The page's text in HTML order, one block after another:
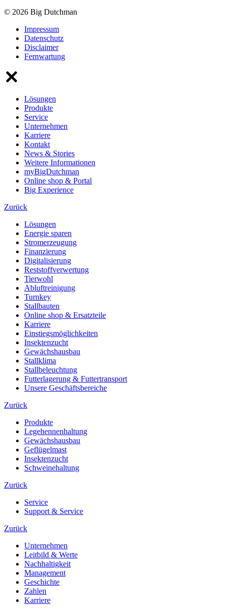
© 2026 Big Dutchman
Impressum
Datenschutz
Disclaimer
Fernwartung
Lösungen
Produkte
Service
Unternehmen
Karriere
Kontakt
News & Stories
Weitere Informationen
myBigDutchman
Online shop & Portal
Big Experience
Zurück
Lösungen
Energie sparen
Stromerzeugung
Finanzierung
Digitalisierung
Reststoffverwertung
Tierwohl
Abluftreinigung
Turnkey
Stallbauten
Online shop & Ersatzteile
Karriere
Einstiegsmöglichkeiten
Insektenzucht
Gewächshausbau
Stallklima
Stallbeleuchtung
Futterlagerung & Futtertransport
Unsere Geschäftsbereiche
Zurück
Produkte
Legehennenhaltung
Gewächshausbau
Geflügelmast
Insektenzucht
Schweinehaltung
Zurück
Service
Support & Service
Zurück
Unternehmen
Leitbild & Werte
Nachhaltigkeit
Management
Geschichte
Zahlen
Karriere